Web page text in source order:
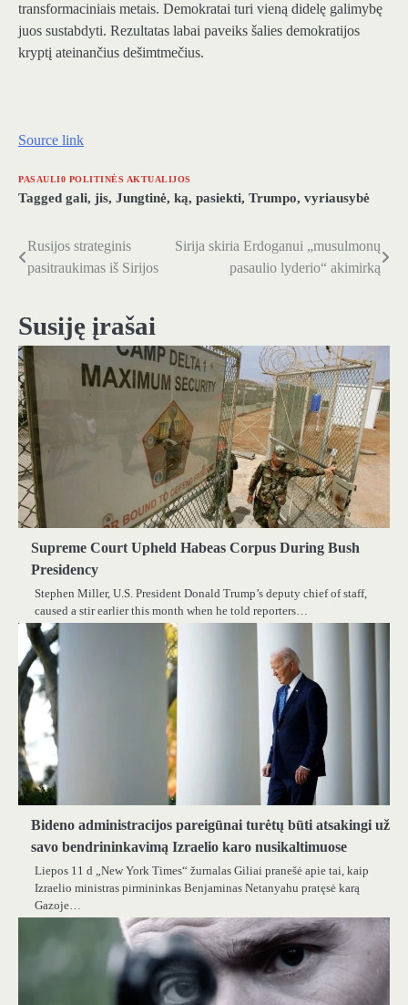
transformaciniais metais. Demokratai turi vieną didelę galimybę
juos sustabdyti. Rezultatas labai paveiks šalies demokratijos
kryptį ateinančius dešimtmečius.
Source link
PASAULI0 POLITINĖS AKTUALIJOS
Tagged gali, jis, Jungtinė, ką, pasiekti, Trumpo, vyriausybė
Navigacija
tarp
įrašų
Rusijos strateginis
pasitraukimas iš Sirijos
Sirija skiria Erdoganui „musulmonų
pasaulio lyderio“ akimirką
Susiję įrašai
Supreme Court Upheld Habeas Corpus During Bush
Presidency
Stephen Miller, U.S. President Donald Trump’s deputy chief of staff,
caused a stir earlier this month when he told reporters…
Bideno administracijos pareigūnai turėtų būti atsakingi už
savo bendrininkavimą Izraelio karo nusikaltimuose
Liepos 11 d „New York Times“ žurnalas Giliai pranešė apie tai, kaip
Izraelio ministras pirmininkas Benjaminas Netanyahu pratęsė karą
Gazoje…